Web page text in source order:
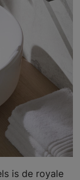
is de royale